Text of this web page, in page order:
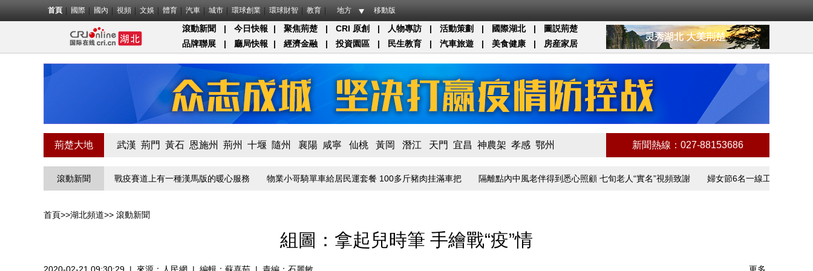
首頁 國際 國內 視頻 文娛 體育 汽車 城市 環球創業 環球財智 教育 地方 移動版
滾動新聞 | 今日快報 | 聚焦荊楚 | CRI 原創 | 人物專訪 | 活動策劃 | 國際湖北 |
圖説荊楚
品牌聯展
| 廳局快報 | 經濟金融 | 投資園區 | 民生教育 | 汽車旅遊 | 美食健康 | 房産家居
荊楚大地 武漢 荊門 黃石 恩施州 荊州 十堰 隨州 襄陽 咸寧 仙桃 黃岡 潛江 天門 宜昌 神農架 孝感 鄂州 新聞熱線：027-88153686
滾動新聞
關的“疫”線守門員 戰疫賽道上有一種漢馬版的暖心服務 物業小哥騎單車給居民運套餐 100多斤豬肉挂滿車把 隔離點內中風老伴得到悉心照顧 七旬老人“實名”視頻致謝 婦女節6名一線工作者講述抗疫故事
首頁>>湖北頻道>> 滾動新聞
組圖：拿起兒時筆 手繪戰“疫”情